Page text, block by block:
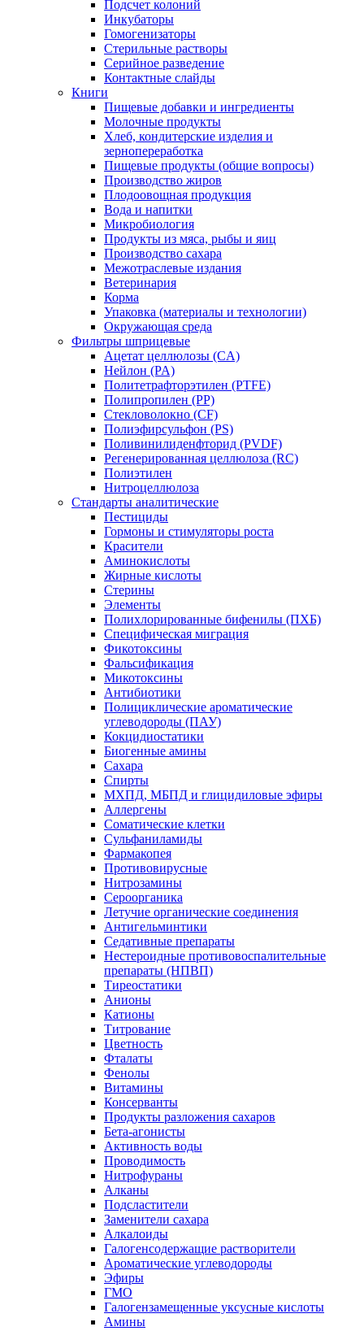
Подсчет колоний
Инкубаторы
Гомогенизаторы
Стерильные растворы
Серийное разведение
Контактные слайды
Книги
Пищевые добавки и ингредиенты
Молочные продукты
Хлеб, кондитерские изделия и
зернопереработка
Пищевые продукты (общие вопросы)
Производство жиров
Плодоовощная продукция
Вода и напитки
Микробиология
Продукты из мяса, рыбы и яиц
Производство сахара
Межотраслевые издания
Ветеринария
Корма
Упаковка (материалы и технологии)
Окружающая среда
Фильтры шприцевые
Ацетат целлюлозы (CA)
Нейлон (PA)
Политетрафторэтилен (PTFE)
Полипропилен (PP)
Стекловолокно (CF)
Полиэфирсульфон (PS)
Поливинилиденфторид (PVDF)
Регенерированная целлюлоза (RC)
Полиэтилен
Нитроцеллюлоза
Стандарты аналитические
Пестициды
Гормоны и стимуляторы роста
Красители
Аминокислоты
Жирные кислоты
Стерины
Элементы
Полихлорированные бифенилы (ПХБ)
Специфическая миграция
Фикотоксины
Фальсификация
Микотоксины
Антибиотики
Полициклические ароматические
углеводороды (ПАУ)
Кокцидиостатики
Биогенные амины
Сахара
Спирты
МХПД, МБПД и глицидиловые эфиры
Аллергены
Соматические клетки
Сульфаниламиды
Фармакопея
Противовирусные
Нитрозамины
Сероорганика
Летучие органические соединения
Антигельминтики
Седативные препараты
Нестероидные противовоспалительные
препараты (НПВП)
Тиреостатики
Анионы
Катионы
Титрование
Цветность
Фталаты
Фенолы
Витамины
Консерванты
Продукты разложения сахаров
Бета-агонисты
Активность воды
Проводимость
Нитрофураны
Алканы
Подсластители
Заменители сахара
Алкалоиды
Галогенсодержащие растворители
Ароматические углеводороды
Эфиры
ГМО
Галогензамещенные уксусные кислоты
Амины